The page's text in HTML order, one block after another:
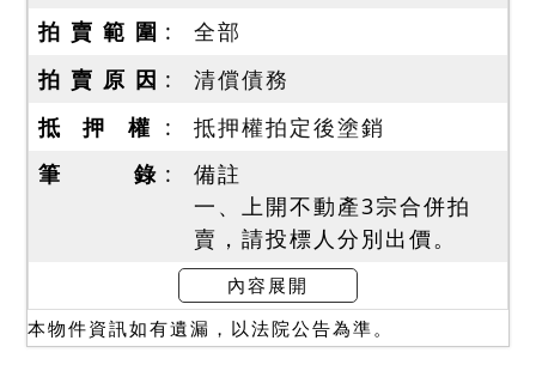
拍 賣 範 圍
全部
拍 賣 原 因
清償債務
抵 押 權
抵押權拍定後塗銷
筆 錄
備註
一、上開不動產3宗合併拍
賣，請投標人分別出價。
二、拍賣最低價額合計新台
幣：13,780,000元，以總價
最高者得標。
內容展開
本物件資訊如有遺漏，以法院公告為準。